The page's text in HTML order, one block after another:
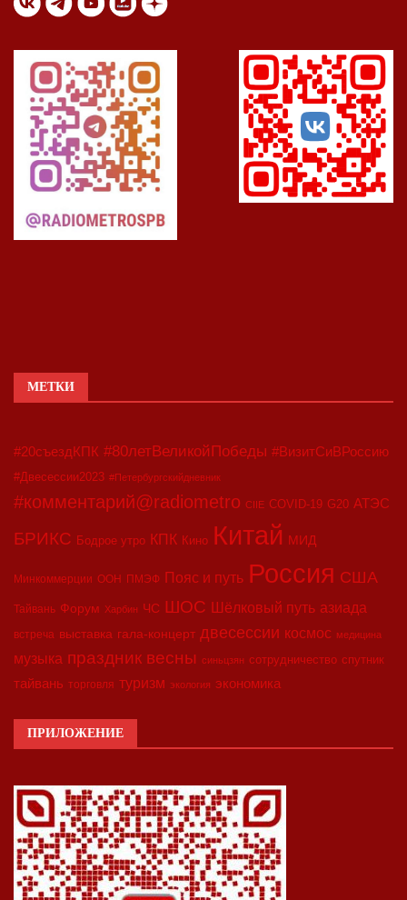
МЕТКИ
#20съездКПК #80летВеликойПобеды #ВизитСиВРоссию
#Двесессии2023 #Петербургскийдневник
#комментарий@radiometro CIIE COVID-19 G20 АТЭС
БРИКС Бодрое утро КПК Кино Китай МИД
Минкоммерции ООН ПМЭФ Пояс и путь Россия США
Тайвань Форум Харбин ЧС ШОС Шёлковый путь азиада
встреча выставка гала-концерт двесессии космос медицина
музыка праздник весны синьцзян сотрудничество спутник
тайвань торговля туризм экология экономика
ПРИЛОЖЕНИЕ